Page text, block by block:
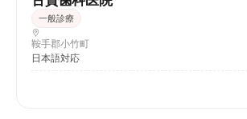
一般診療
鞍手郡小竹町
日本語対応